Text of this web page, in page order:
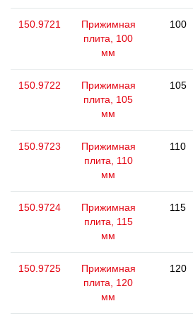
150.9721
Прижимная
плита, 100
мм
100
150.9722
Прижимная
плита, 105
мм
105
150.9723
Прижимная
плита, 110
мм
110
150.9724
Прижимная
плита, 115
мм
115
150.9725
Прижимная
плита, 120
мм
120